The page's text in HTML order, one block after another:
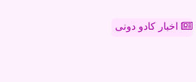
اخبار کادو دونی